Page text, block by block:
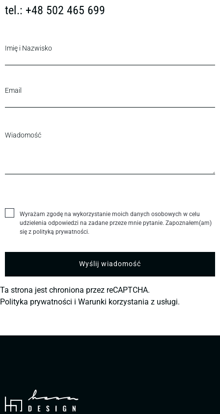
tel.: +48 502 465 699
Wyrażam zgodę na wykorzystanie moich danych osobowych w celu
udzielenia odpowiedzi na zadane przeze mnie pytanie. Zapoznałem(am)
się z polityką prywatności.
Ta strona jest chroniona przez reCAPTCHA.
Polityka prywatności i Warunki korzystania z usługi.